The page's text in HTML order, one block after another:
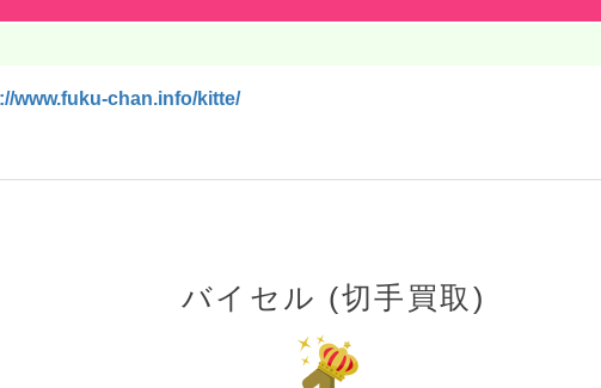
www.fuku-chan.info/kitte/
バイセル (切手買取)